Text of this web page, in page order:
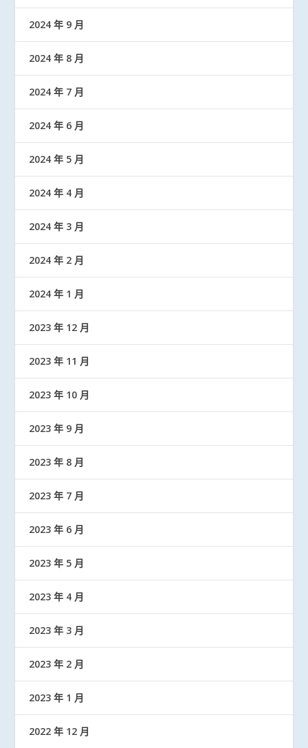
2024 年 9 月
2024 年 8 月
2024 年 7 月
2024 年 6 月
2024 年 5 月
2024 年 4 月
2024 年 3 月
2024 年 2 月
2024 年 1 月
2023 年 12 月
2023 年 11 月
2023 年 10 月
2023 年 9 月
2023 年 8 月
2023 年 7 月
2023 年 6 月
2023 年 5 月
2023 年 4 月
2023 年 3 月
2023 年 2 月
2023 年 1 月
2022 年 12 月